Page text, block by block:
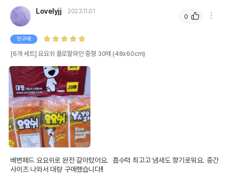
Lovelyjj 2023.11.01
첫구매
[6개 세트] 요요쉬 플로랄와인 중형 30매 (48x60cm)
배변패드 요요쉬로 완전 갈아탔어요.  흡수력 최고고 냄새도 향기로워요. 중간
사이즈 나와서 대량 구매했습니다!!
0